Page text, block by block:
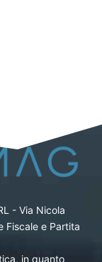
- Via Nicola
Fiscale e Partita
in quanto